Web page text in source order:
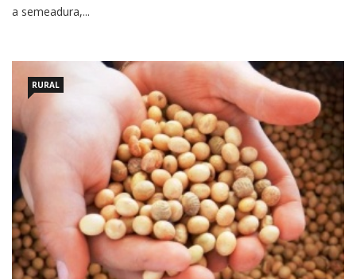
a semeadura,...
RURAL